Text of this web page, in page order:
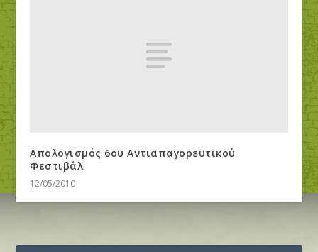
Απολογισμός 6ου Αντιαπαγορευτικού
Φεστιβάλ
12/05/2010